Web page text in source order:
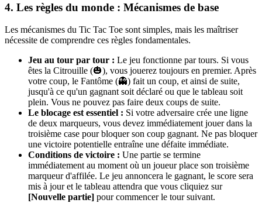
4. Les règles du monde : Mécanismes de base
Les mécanismes du Tic Tac Toe sont simples, mais les maîtriser
nécessite de comprendre ces règles fondamentales.
Jeu au tour par tour : Le jeu fonctionne par tours. Si vous
êtes la Citrouille (🎃), vous jouerez toujours en premier. Après
votre coup, le Fantôme (👻) fait un coup, et ainsi de suite,
jusqu'à ce qu'un gagnant soit déclaré ou que le tableau soit
plein. Vous ne pouvez pas faire deux coups de suite.
Le blocage est essentiel : Si votre adversaire crée une ligne
de deux marqueurs, vous devez immédiatement jouer dans la
troisième case pour bloquer son coup gagnant. Ne pas bloquer
une victoire potentielle entraîne une défaite immédiate.
Conditions de victoire : Une partie se termine
immédiatement au moment où un joueur place son troisième
marqueur d'affilée. Le jeu annoncera le gagnant, le score sera
mis à jour et le tableau attendra que vous cliquiez sur
[Nouvelle partie] pour commencer le tour suivant.